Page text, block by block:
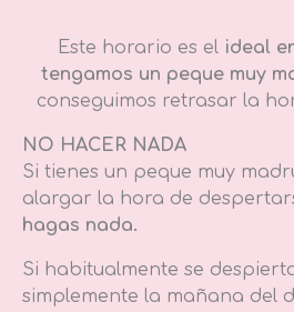
Este horario es el ideal
tengamos un peque muy
conseguimos retrasar la
NO HACER NADA
Si tienes un peque muy
alargar la hora de
hagas nada.
Si habitualmente se
simplemente la mañana del